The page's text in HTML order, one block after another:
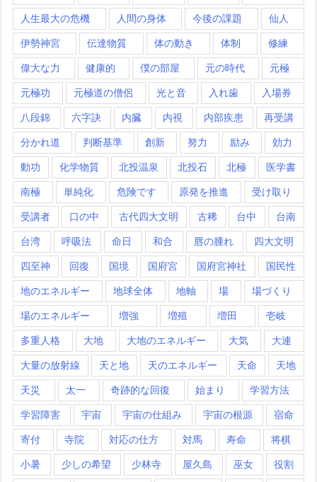
人生最大の危機 人間の身体 今後の課題 仙人
伊勢神宮 伝達物質 体の動き 体制 修練
偉大な力 健康的 僕の部屋 元の時代 元極
元極功 元極道の僧侶 光と音 入れ歯 入場券
八段錦 六字訣 内臓 内視 内部疾患 再受講
分かれ道 判断基準 創新 努力 励み 効力
動功 化学物質 北投温泉 北投石 北極 医学書
南極 単純化 危険です 原発を推進 受け取り
受講者 口の中 古代四大文明 古稀 台中 台南
台湾 呼吸法 命日 和合 唇の腫れ 四大文明
四至神 回復 国境 国府宮 国府宮神社 国民性
地のエネルギー 地球全体 地軸 場 場づくり
場のエネルギー 増強 増殖 増田 壱岐
多重人格 大地 大地のエネルギー 大気 大連
大量の放射線 天と地 天のエネルギー 天命 天地
天災 太一 奇跡的な回復 始まり 学習方法
学習障害 宇宙 宇宙の仕組み 宇宙の根源 宿命
寄付 寺院 対応の仕方 対馬 寿命 将棋
小暑 少しの希望 少林寺 屋久島 巫女 役割